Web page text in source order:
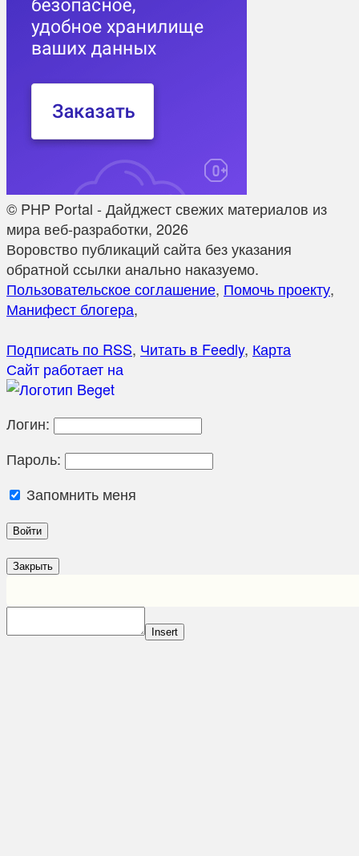
© PHP Portal - Дайджест свежих материалов из
мира веб-разработки, 2026
Воровство публикаций сайта без указания
обратной ссылки анально наказуемо.
Пользовательское соглашение, Помочь проекту,
Манифест блогера,
Подписать по RSS, Читать в Feedly, Карта
Сайт работает на
Логин:
Пароль:
Запомнить меня
Закрыть
Insert